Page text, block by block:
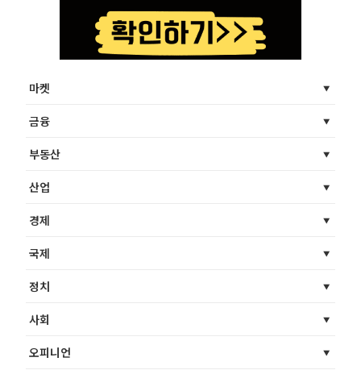
마켓
금융
부동산
산업
경제
국제
정치
사회
오피니언